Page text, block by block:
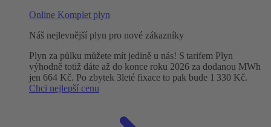
Online Komplet plyn
Náš nejlevnější plyn pro nové zákazníky
Plyn za půlku můžete mít jedině u nás! S tarifem Plyn
výhodně totiž dáte až do konce roku 2026 za dodanou MWh
jen 664 Kč. Po zbytek 3leté fixace to pak bude 1 330 Kč.
Chci nejlepší cenu